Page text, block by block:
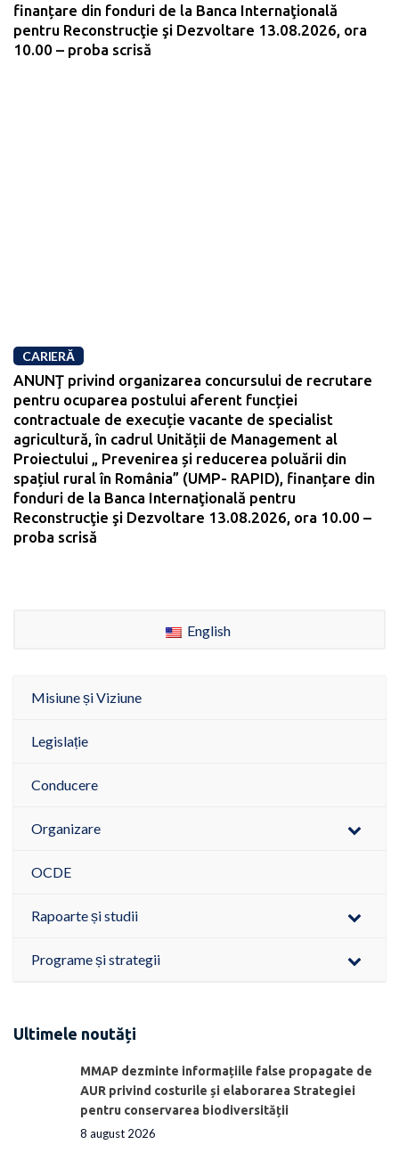
finanțare din fonduri de la Banca Internaţională
pentru Reconstrucţie şi Dezvoltare 13.08.2026, ora
10.00 – proba scrisă
CARIERĂ
ANUNŢ privind organizarea concursului de recrutare
pentru ocuparea postului aferent funcției
contractuale de execuție vacante de specialist
agricultură, în cadrul Unității de Management al
Proiectului „ Prevenirea și reducerea poluării din
spațiul rural în România” (UMP- RAPID), finanțare din
fonduri de la Banca Internaţională pentru
Reconstrucţie şi Dezvoltare 13.08.2026, ora 10.00 –
proba scrisă
English
Misiune și Viziune
Legislație
Conducere
Organizare
OCDE
Rapoarte și studii
Programe și strategii
Ultimele noutăți
MMAP dezminte informațiile false propagate de
AUR privind costurile și elaborarea Strategiei
pentru conservarea biodiversității
8 august 2026